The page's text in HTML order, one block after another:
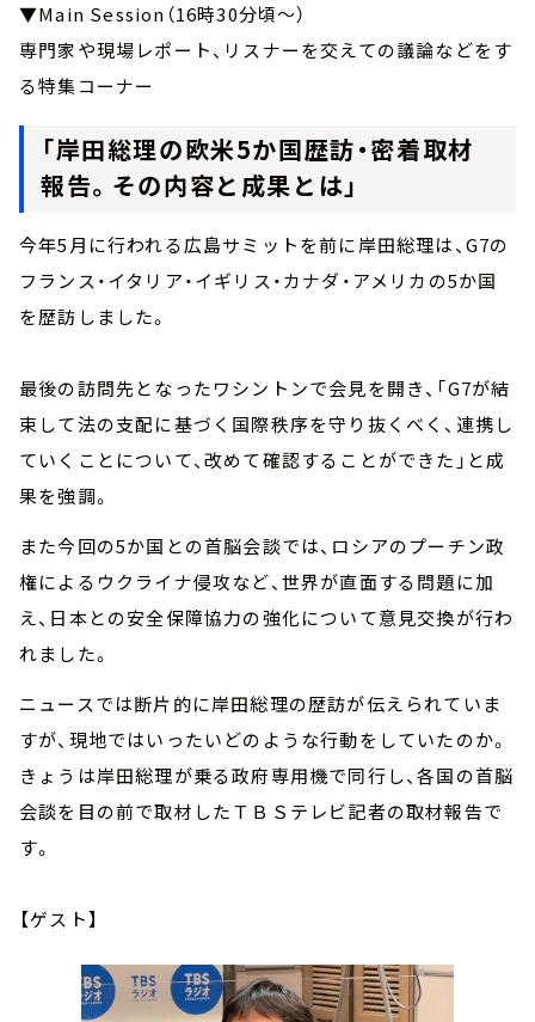
▼Main Session（16時30分頃～）
専門家や現場レポート、リスナーを交えての議論などをす
る特集コーナー
「岸田総理の欧米5か国歴訪・密着取材
報告。その内容と成果とは」
今年5月に行われる広島サミットを前に岸田総理は、G7の
フランス・イタリア・イギリス・カナダ・アメリカの5か国
を歴訪しました。
最後の訪問先となったワシントンで会見を開き、「G7が結
束して法の支配に基づく国際秩序を守り抜くべく、連携し
ていくことについて、改めて確認することができた」と成
果を強調。
また今回の5か国との首脳会談では、ロシアのプーチン政
権によるウクライナ侵攻など、世界が直面する問題に加
え、日本との安全保障協力の強化について意見交換が行わ
れました。
ニュースでは断片的に岸田総理の歴訪が伝えられていま
すが、現地ではいったいどのような行動をしていたのか。
きょうは岸田総理が乗る政府専用機で同行し、各国の首脳
会談を目の前で取材したＴＢＳテレビ記者の取材報告で
す。
【ゲスト】